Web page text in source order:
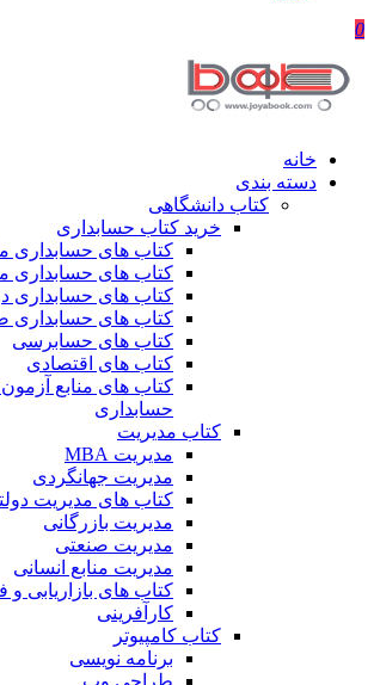
0
خانه
دسته بندی
کتاب دانشگاهی
خرید کتاب حسابداری
کتاب های حسابداری
کتاب های حسابداری
کتاب های حسابداری
کتاب های حسابداری
کتاب های حسابرسی
کتاب های اقتصادی
کتاب های منابع
حسابداری
کتاب مدیریت
مدیریت MBA
مدیریت جهانگردی
کتاب های مدیریت
مدیریت بازرگانی
مدیریت صنعتی
مدیریت منابع انسانی
کتاب های بازاریابی
کارآفرینی
کتاب کامپیوتر
برنامه نویسی
طراحی وب